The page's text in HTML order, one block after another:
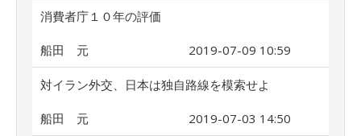
消費者庁１０年の評価
船田 元 2019-07-09 10:59
対イラン外交、日本は独自路線を模索せよ
船田 元 2019-07-03 14:50